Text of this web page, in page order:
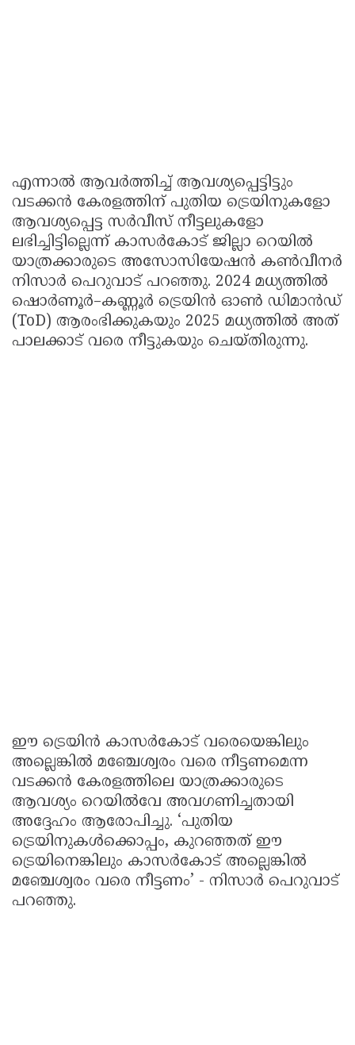
എന്നാൽ ആവർത്തിച്ച് ആവശ്യപ്പെട്ടിട്ടും
വടക്കൻ കേരളത്തിന് പുതിയ ട്രെയിനുകളോ
ആവശ്യപ്പെട്ട സർവീസ് നീട്ടലുകളോ
ലഭിച്ചിട്ടില്ലെന്ന് കാസർകോട് ജില്ലാ റെയിൽ
യാത്രക്കാരുടെ അസോസിയേഷൻ കൺവീനർ
നിസാർ പെറുവാട് പറഞ്ഞു. 2024 മധ്യത്തിൽ
ഷൊർണൂർ–കണ്ണൂർ ട്രെയിൻ ഓൺ ഡിമാൻഡ്
(ToD) ആരംഭിക്കുകയും 2025 മധ്യത്തിൽ അത്
പാലക്കാട് വരെ നീട്ടുകയും ചെയ്തിരുന്നു.
ഈ ട്രെയിൻ കാസർകോട് വരെയെങ്കിലും
അല്ലെങ്കിൽ മഞ്ചേശ്വരം വരെ നീട്ടണമെന്ന
വടക്കൻ കേരളത്തിലെ യാത്രക്കാരുടെ
ആവശ്യം റെയിൽവേ അവഗണിച്ചതായി
അദ്ദേഹം ആരോപിച്ചു. ‘പുതിയ
ട്രെയിനുകൾക്കൊപ്പം, കുറഞ്ഞത് ഈ
ട്രെയിനെങ്കിലും കാസർകോട് അല്ലെങ്കിൽ
മഞ്ചേശ്വരം വരെ നീട്ടണം’ - നിസാർ പെറുവാട്
പറഞ്ഞു.